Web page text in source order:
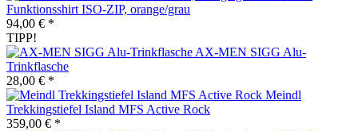
Funktionsshirt ISO-ZIP, orange/grau
94,00 € *
TIPP!
AX-MEN SIGG Alu-
Trinkflasche
28,00 € *
Meindl
Trekkingstiefel Island MFS Active Rock
359,00 € *